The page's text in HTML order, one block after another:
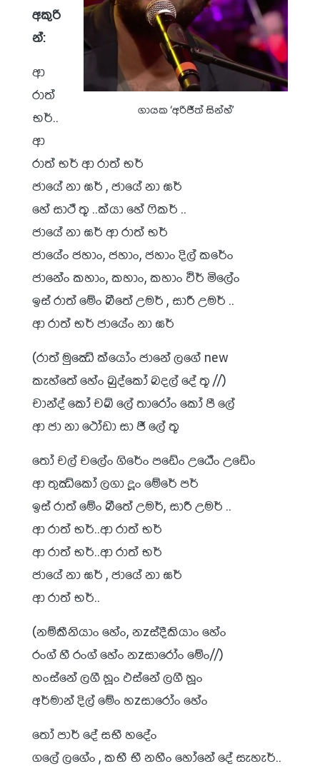
ගායක ‘අරිජීත් සින්හ්’
අකුරි
න්:
ආ
රාත්
භර්..
ආ
රාත් භර් ආ රාත් භර්
ජායේ නා ඝර් , ජායේ නා ඝර්
හේ සාථ් තූ ..ක්යා හේ ෆිකර් ..
ජායේ නා ඝර් ආ රාත් භර්
ජායේං ජහාං, ජහාං, ජහාං දිල් කරේං
ජානේං කහාං, කහාං, කහාං ඵිර් මිලේං
ඉස් රාත් මේං බීතේ උමර් , සාරී උමර් ..
ආ රාත් භර් ජායේං නා ඝර්
(රාත් මුඣේ ක්යෝං ජානේ ලගේ new
කැහ්තේ හේං ඛුද්කෝ බදල් දේ තූ //)
චාන්ද් කෝ චඛ් ලේ තාරෝං කෝ පී ලේ
ආ ජා නා ථෝඩා සා ජී ලේ තූ
තෝ චල් චලේං ගිරේං පඩේං උඨේං උඩේං
ආ තුඣ්කෝ ලගා දූං මේරේ පර්
ඉස් රාත් මේං බීතේ උමර්, සාරී උමර් ..
ආ රාත් භර්..ආ රාත් භර්
ආ රාත් භර්..ආ රාත් භර්
ජායේ නා ඝර් , ජායේ නා ඝර්
ආ රාත් භර්..
(නම්කීනියාං හේං, නzස්දීකියාං හේං
රංග් හී රංග් හේං නzසාරෝං මේං//)
හංස්නේ ලගී හූං ඵස්නේ ලගී හූං
අර්මාන් දිල් මේං හzසාරෝං හේං
තෝ පාර් දේ සභී හදේං
ගලේ ලගේං , කභී භී නහීං හෝනේ දේ සැහැර්..